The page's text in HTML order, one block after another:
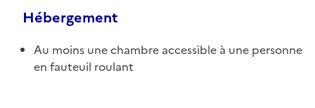
Hébergement
Au moins une chambre accessible à une personne
en fauteuil roulant